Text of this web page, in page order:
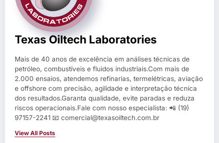
Texas Oiltech Laboratories
Mais de 40 anos de excelência em análises técnicas de
petróleo, combustíveis e fluidos industriais.Com mais de
2.000 ensaios, atendemos refinarias, termelétricas, aviação
e offshore com precisão, agilidade e interpretação técnica
dos resultados.Garanta qualidade, evite paradas e reduza
riscos operacionais.Fale com nosso especialista: 📲 (19)
97157-2241 📧 comercial@texasoiltech.com.br
View All Posts